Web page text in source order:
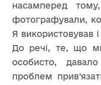
насамперед
фотографували,
Я використовував
До речі, те, що
особисто,
проблем